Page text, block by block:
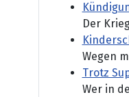
Der
Wegen
Trotz
Wer in